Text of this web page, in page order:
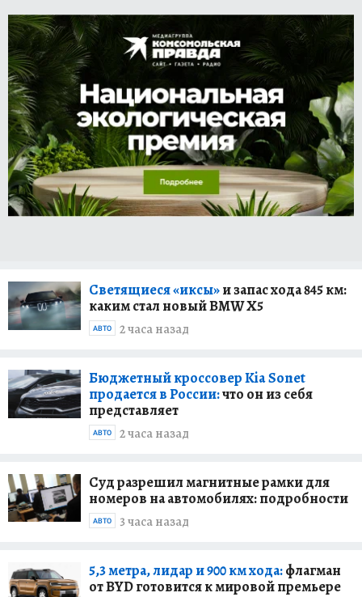
Светящиеся «иксы»и запас хода 845 км:
каким стал новый BMW X5
2 часа назад
АВТО
Бюджетный кроссовер Kia Sonet
продается в России:что он из себя
представляет
2 часа назад
АВТО
Суд разрешил магнитные рамки для
номеров на автомобилях: подробности
3 часа назад
АВТО
5,3 метра, лидар и 900 км хода:флагман
от BYD готовится к мировой премьере